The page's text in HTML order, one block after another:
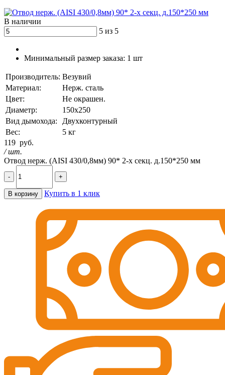
В наличии
5 из 5
Минимальный размер заказа: 1 шт
Производитель: Везувий
Материал:
Нерж. сталь
Цвет:
Не окрашен.
Диаметр:
150х250
Вид дымохода:
Двухконтурный
Вес:
5 кг
119 руб.
/ шт.
Отвод нерж. (AISI 430/0,8мм) 90* 2-х секц. д.150*250 мм
- +
В корзину Купить в 1 клик